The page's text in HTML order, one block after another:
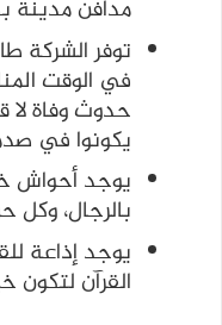
مدافن مدينة
توفر الشركة
في الوقت
حدوث وفاة لا
يكونوا في
يوجد أحواش
بالرجال،
يوجد إذاعة
القرآن